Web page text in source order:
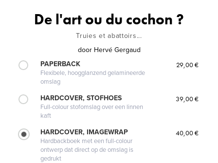
De l'art ou du cochon ?
Truies et abattoirs...
door Hervé Gergaud
PAPERBACK
Flexibele, hoogglanzend gelamineerde
omslag
29,00 €
HARDCOVER, STOFHOES
Full-colour stofomslag over een linnen
kaft
39,00 €
HARDCOVER, IMAGEWRAP
Hardbackboek met een full-colour
ontwerp dat direct op de omslag is
gedrukt
40,00 €